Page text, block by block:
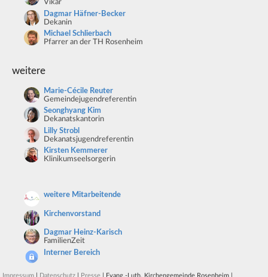
Vikar
Dagmar Häfner-Becker
Dekanin
Michael Schlierbach
Pfarrer an der TH Rosenheim
weitere
Marie-Cécile Reuter
Gemeindejugendreferentin
Seonghyang Kim
Dekanatskantorin
Lilly Strobl
Dekanatsjugendreferentin
Kirsten Kemmerer
Klinikumseelsorgerin
weitere Mitarbeitende
Kirchenvorstand
Dagmar Heinz-Karisch
FamilienZeit
Interner Bereich
Impressum Datenschutz Presse | Evang.-Luth. Kirchengemeinde Rosenheim |